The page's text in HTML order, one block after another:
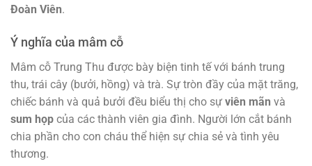
Đoàn Viên.
Ý nghĩa của mâm cỗ
Mâm cỗ Trung Thu được bày biện tinh tế với bánh trung
thu, trái cây (bưởi, hồng) và trà. Sự tròn đầy của mặt trăng,
chiếc bánh và quả bưởi đều biểu thị cho sự viên mãn và
sum họp của các thành viên gia đình. Người lớn cắt bánh
chia phần cho con cháu thể hiện sự chia sẻ và tình yêu
thương.